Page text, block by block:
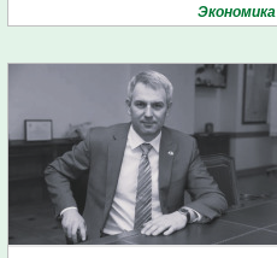
подготовили креативные
Экономика